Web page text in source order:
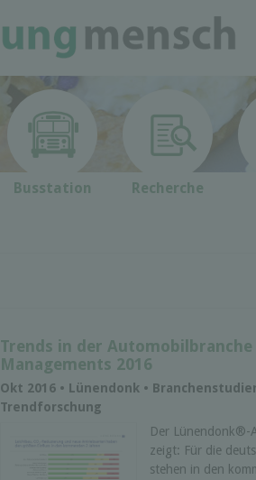
Busstation Recherche
Trends in der Automobilbranche
Managements 2016
Okt 2016 • Lünendonk •
Trendforschung
Der Lünendonk®-
zeigt: Für die
stehen in den